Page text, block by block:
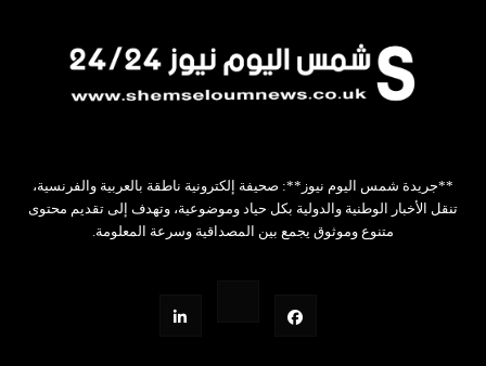
**جريدة شمس اليوم نيوز**: صحيفة إلكترونية ناطقة بالعربية والفرنسية،
تنقل الأخبار الوطنية والدولية بكل حياد وموضوعية، وتهدف إلى تقديم محتوى
متنوع وموثوق يجمع بين المصداقية وسرعة المعلومة.